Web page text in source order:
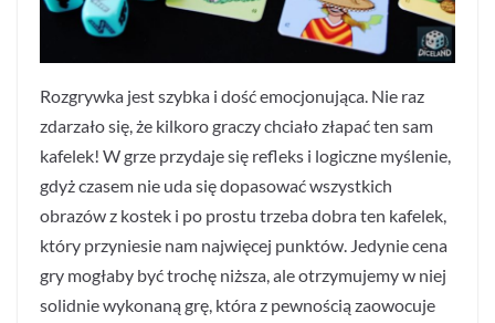
Rozgrywka jest szybka i dość emocjonująca. Nie raz
zdarzało się, że kilkoro graczy chciało złapać ten sam
kafelek! W grze przydaje się refleks i logiczne myślenie,
gdyż czasem nie uda się dopasować wszystkich
obrazów z kostek i po prostu trzeba dobra ten kafelek,
który przyniesie nam najwięcej punktów. Jedynie cena
gry mogłaby być trochę niższa, ale otrzymujemy w niej
solidnie wykonaną grę, która z pewnością zaowocuje